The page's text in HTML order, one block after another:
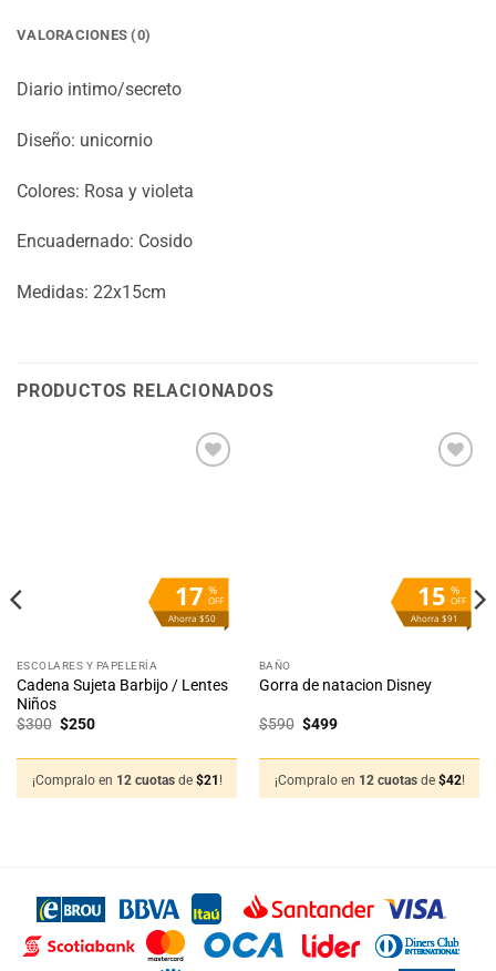
VALORACIONES (0)
Diario intimo/secreto
Diseño: unicornio
Colores: Rosa y violeta
Encuadernado: Cosido
Medidas: 22x15cm
PRODUCTOS RELACIONADOS
%
OFF
17
Ahorra $50
ESCOLARES Y PAPELERÍA
Cadena Sujeta Barbijo / Lentes
Niños
$300 El
$300.
$250El
$250.
¡Compralo en 12 cuotas de $21 !
%
OFF
15
Ahorra $91
BAÑO
Gorra de natacion Disney
$590 El
$590.
$499El
$499.
¡Compralo en 12 cuotas de $42!